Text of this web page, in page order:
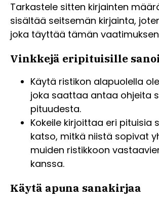
Tarkastele sitten kirjainten
sisältää seitsemän kirjainta,
joka täyttää tämän
Vinkkejä eripituisille
Käytä ristikon alapuolella
joka saattaa antaa ohjeita
pituudesta.
Kokeile kirjoittaa eri pituisia
katso, mitkä niistä sopivat
muiden ristikkoon
kanssa.
Käytä apuna sanakirjaa